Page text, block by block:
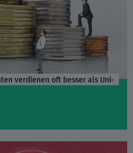
verdienen oft besser als Uni-